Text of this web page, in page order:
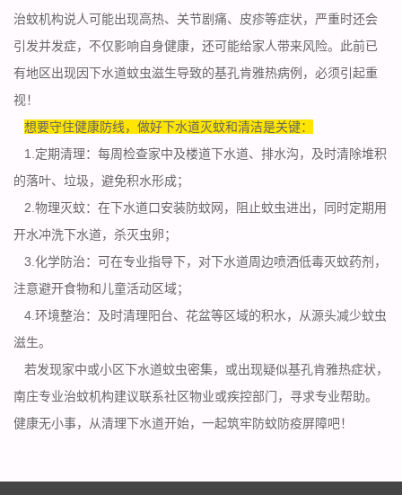
治蚊机构说人可能出现高热、关节剧痛、皮疹等症状，严重时还会
引发并发症，不仅影响自身健康，还可能给家人带来风险。此前已
有地区出现因下水道蚊虫滋生导致的基孔肯雅热病例，必须引起重
视！
想要守住健康防线，做好下水道灭蚊和清洁是关键：
1.定期清理：每周检查家中及楼道下水道、排水沟，及时清除堆积
的落叶、垃圾，避免积水形成；
2.物理灭蚊：在下水道口安装防蚊网，阻止蚊虫进出，同时定期用
开水冲洗下水道，杀灭虫卵；
3.化学防治：可在专业指导下，对下水道周边喷洒低毒灭蚊药剂，
注意避开食物和儿童活动区域；
4.环境整治：及时清理阳台、花盆等区域的积水，从源头减少蚊虫
滋生。
若发现家中或小区下水道蚊虫密集，或出现疑似基孔肯雅热症状，
南庄专业治蚊机构建议联系社区物业或疾控部门，寻求专业帮助。
健康无小事，从清理下水道开始，一起筑牢防蚊防疫屏障吧！